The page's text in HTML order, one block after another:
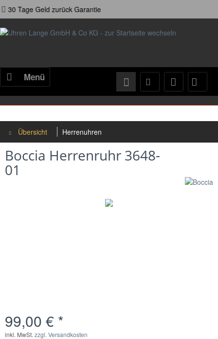
Garantie
Menü
Übersicht Herrenuhren
Boccia Herrenruhr 3648-
01
99,00 € *
inkl. MwSt. zzgl. Versandkosten